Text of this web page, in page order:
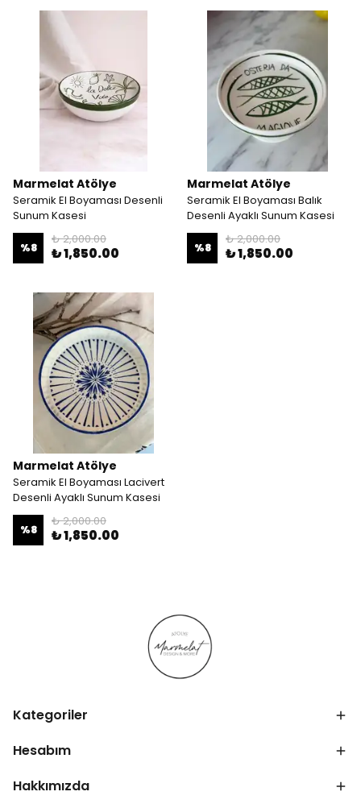
Marmelat Atölye
Seramik El Boyaması Desenli
Sunum Kasesi
%8
₺ 2,000.00
₺ 1,850.00
Marmelat Atölye
Seramik El Boyaması Balık
Desenli Ayaklı Sunum Kasesi
%8
₺ 2,000.00
₺ 1,850.00
Marmelat Atölye
Seramik El Boyaması Lacivert
Desenli Ayaklı Sunum Kasesi
%8
₺ 2,000.00
₺ 1,850.00
Kategoriler
Hesabım
Hakkımızda